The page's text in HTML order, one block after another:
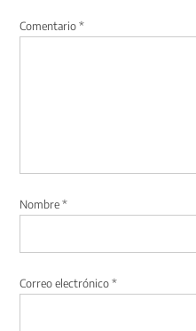
Comentario*
Nombre*
Correo electrónico*